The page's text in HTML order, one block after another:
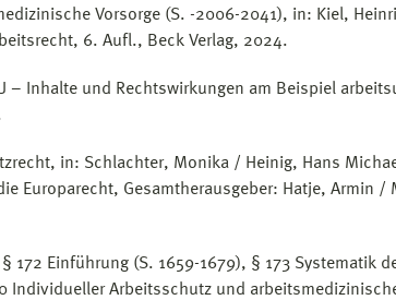
Vorsorge (S. -2006-2041), in: Kiel,
6. Aufl., Beck Verlag, 2024.
– Inhalte und Rechtswirkungen am Beispiel
in: Schlachter, Monika / Heinig, Hans
Europarecht, Gesamtherausgeber: Hatje, Armin /
172 Einführung (S. 1659-1679), § 173 Systematik
Individueller Arbeitsschutz und